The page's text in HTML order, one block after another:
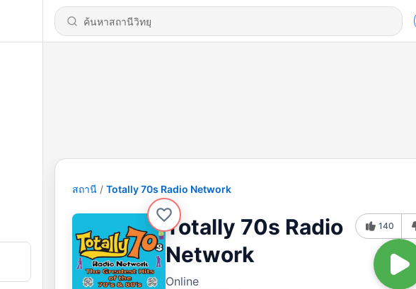
สถานี Totally 70s Radio Network
Totally 70s Radio
Network
Online
140